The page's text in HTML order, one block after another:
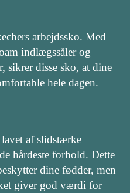
arbejdssko. Med
indlægssåler og
sikrer disse sko, at dine
hele dagen.
af slidstærke
hårdeste forhold. Dette
dine fødder, men
giver god værdi for